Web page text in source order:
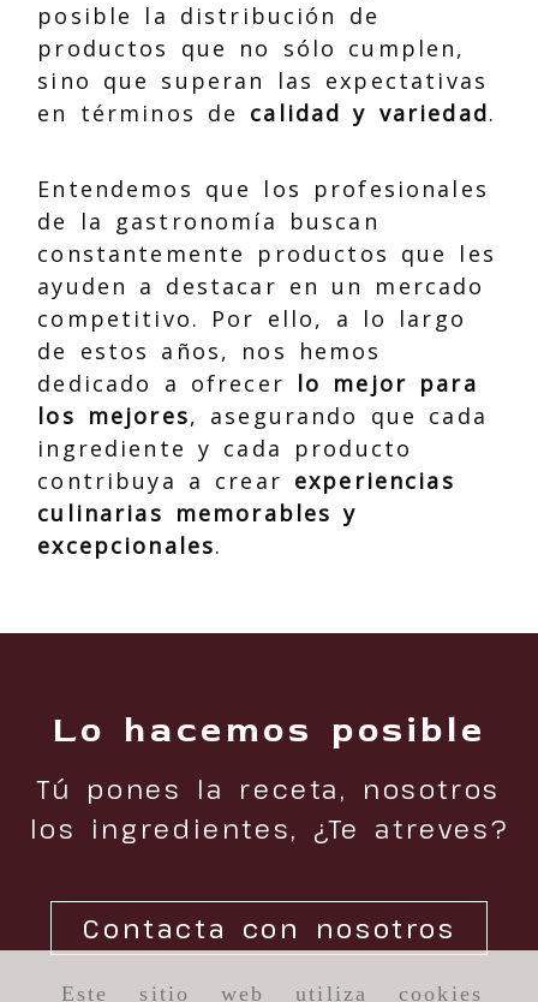
Este sitio web utiliza cookies
posible la distribución de
productos que no sólo cumplen,
sino que superan las expectativas
en términos de calidad y variedad.
Entendemos que los profesionales
de la gastronomía buscan
constantemente productos que les
ayuden a destacar en un mercado
competitivo. Por ello, a lo largo
de estos años, nos hemos
dedicado a ofrecer lo mejor para
los mejores, asegurando que cada
ingrediente y cada producto
contribuya a crear experiencias
culinarias memorables y
excepcionales.
Lo hacemos posible
Tú pones la receta, nosotros
los ingredientes, ¿Te atreves?
Contacta con nosotros